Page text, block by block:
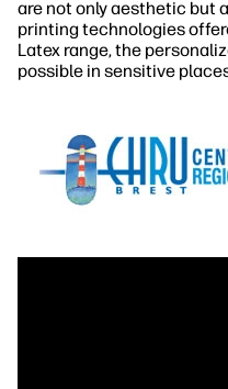
are not only aesthetic but
printing technologies
Latex range, the
possible in sensitive